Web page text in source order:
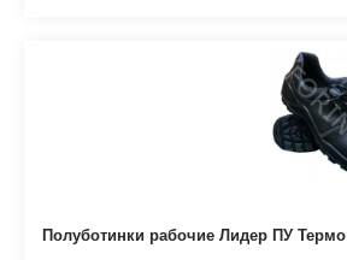
Полуботинки рабочие Лидер ПУ Термо